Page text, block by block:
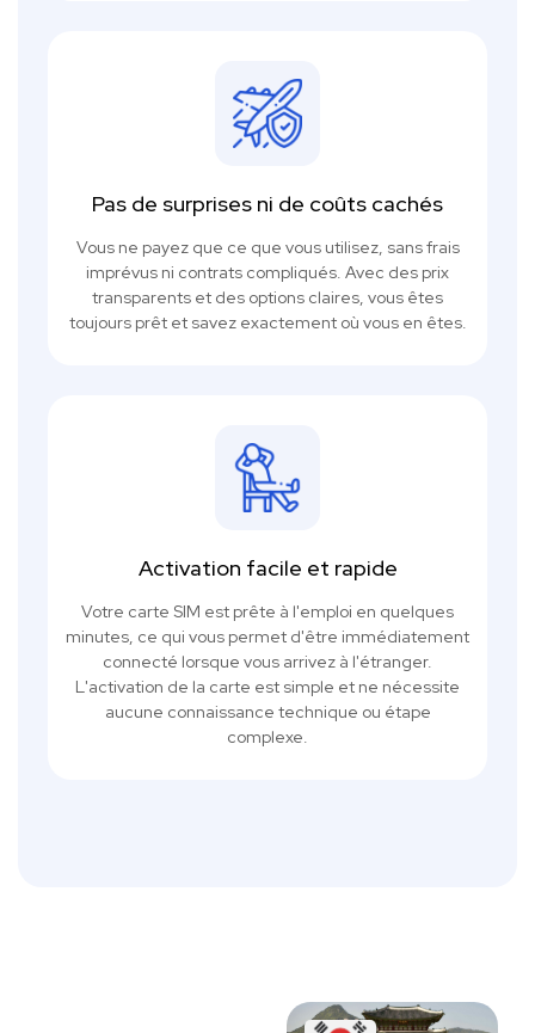
Pas de surprises ni de coûts cachés
Vous ne payez que ce que vous utilisez, sans frais
imprévus ni contrats compliqués. Avec des prix
transparents et des options claires, vous êtes
toujours prêt et savez exactement où vous en êtes.
Activation facile et rapide
Votre carte SIM est prête à l'emploi en quelques
minutes, ce qui vous permet d'être immédiatement
connecté lorsque vous arrivez à l'étranger.
L'activation de la carte est simple et ne nécessite
aucune connaissance technique ou étape
complexe.